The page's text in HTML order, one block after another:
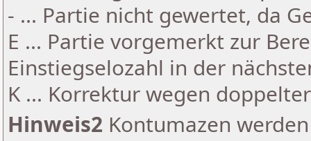
- ... Partie nicht gewertet, da
E ... Partie vorgemerkt zur
Einstiegselozahl in der
K ... Korrektur wegen
Hinweis2 Kontumazen